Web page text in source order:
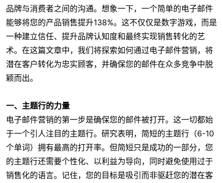
品牌与消费者之间的沟通。想象一下，一个简单的电子邮件
能够将您的产品销售提升138%。这不仅仅是数字游戏，而是
一种建立信任、提升品牌认知度和最终实现销售转化的艺
术。在这篇文章中，我们将探索如何通过电子邮件营销，将
潜在客户转化为忠实顾客，并确保您的邮件在众多竞争中脱
颖而出。
一、主题行的力量
电子邮件营销的第一步是确保您的邮件被打开。这一切都始
于一个引人注目的主题行。研究表明，简短的主题行（6-10
个单词）拥有最高的打开率。但简短只是成功的一部分，您
的主题行还需要个性化、以利益为导向，同时避免使用过于
销售化的语言。记住，您的目标是吸引而非驱赶您的潜在客